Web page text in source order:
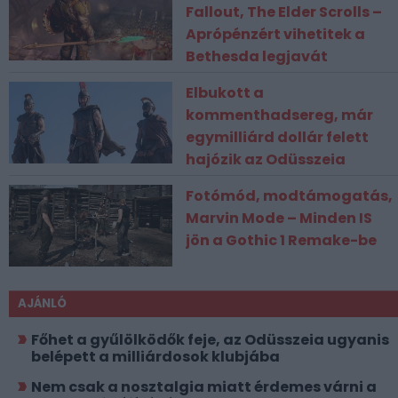
Fallout, The Elder Scrolls –
Aprópénzért vihetitek a
Bethesda legjavát
Elbukott a
kommenthadsereg, már
egymilliárd dollár felett
hajózik az Odüsszeia
Fotómód, modtámogatás,
Marvin Mode – Minden IS
jön a Gothic 1 Remake-be
AJÁNLÓ
Főhet a gyűlölködők feje, az Odüsszeia ugyanis
belépett a milliárdosok klubjába
Nem csak a nosztalgia miatt érdemes várni a